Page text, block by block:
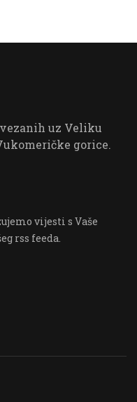
uz Veliku
gorice.
vijesti s Vaše
rss feeda.